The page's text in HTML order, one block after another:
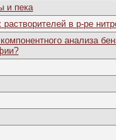
и пека
в р-ре
анализа